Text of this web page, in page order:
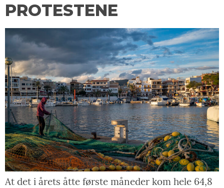
PROTESTENE
At det i årets åtte første måneder kom hele 64,8